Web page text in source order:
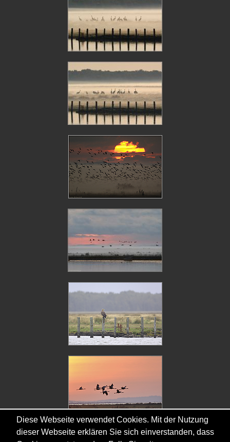
Diese Webseite verwendet Cookies. Mit der Nutzung
dieser Webseite erklären Sie sich einverstanden, dass